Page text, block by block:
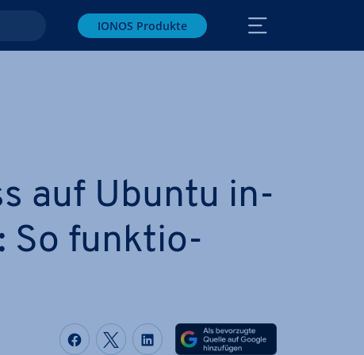
IONOS Produkte
auf Ubuntu in­
So funk­tio­
Auf Facebook teilen
Auf Twitter teilen
Auf LinkedIn teilen